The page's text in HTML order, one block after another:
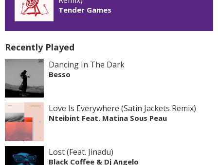
Tender Games
Recently Played
Dancing In The Dark
Besso
Love Is Everywhere (Satin Jackets Remix)
Nteibint Feat. Matina Sous Peau
Lost (Feat. Jinadu)
Black Coffee & Dj Angelo